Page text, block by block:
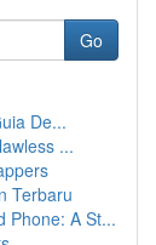
Go
De...
...
Terbaru
Phone: A St...